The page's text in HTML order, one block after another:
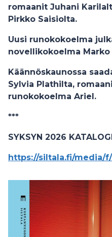
romaanit Juhani
Pirkko Saisiolta.
Uusi runokokoelma
novellikokoelma
Käännöskaunossa
Sylvia Plathilta,
runokokoelma Ariel.
***
SYKSYN 2026
https://siltala.fi/media/f/